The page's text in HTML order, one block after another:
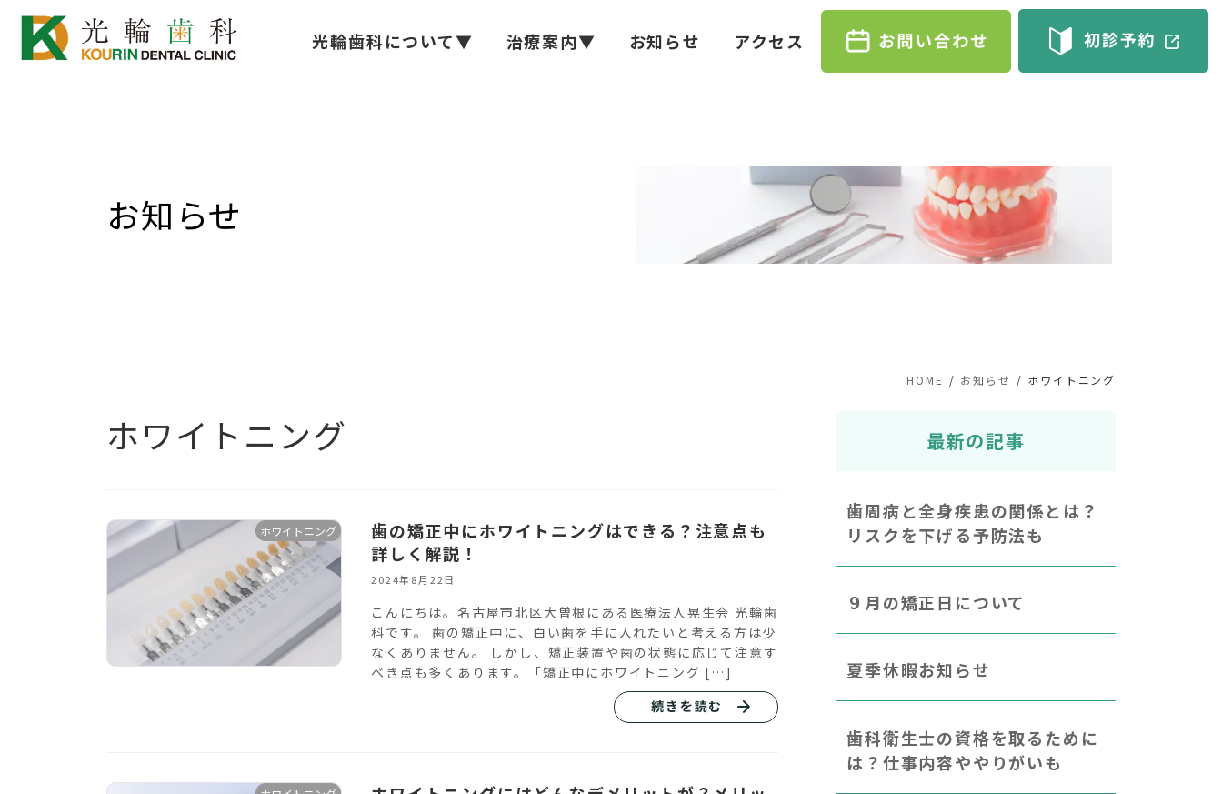
光輪歯科について▼ 治療案内▼ お知らせ アクセス
お知らせ
HOME お知らせ ホワイトニング
ホワイトニング
ホワイトニング
歯の矯正中にホワイトニングはできる？注意点も
詳しく解説！
2024年8月22日
こんにちは。名古屋市北区大曽根にある医療法人晃生会 光輪歯
科です。 歯の矯正中に、白い歯を手に入れたいと考える方は少
なくありません。 しかし、矯正装置や歯の状態に応じて注意す
べき点も多くあります。「矯正中にホワイトニング […]
続きを読む
最新の記事
歯周病と全身疾患の関係とは？
リスクを下げる予防法も
９月の矯正日について
夏季休暇お知らせ
歯科衛生士の資格を取るために
は？仕事内容ややりがいも